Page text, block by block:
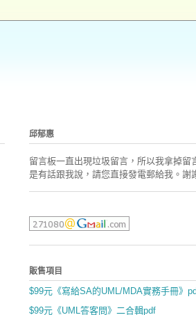
邱郁惠
留言板一直出現垃圾留言，所以我拿掉留
是有話跟我說，請您直接發電郵給我。謝
販售項目
$99元《寫給SA的UML/MDA實務手冊》
$99元《UML答客問》二合輯pdf